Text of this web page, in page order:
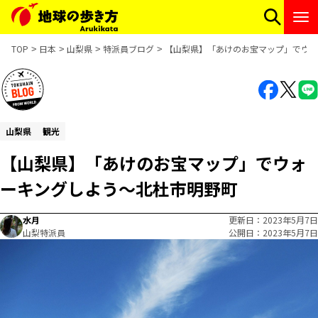
TOP 日本 山梨県 特派員ブログ 【山梨県】「あけのお宝マップ」でウ
山梨県 観光
【山梨県】「あけのお宝マップ」でウォ
ーキングしよう～北杜市明野町
水月
山梨特派員
更新日
2023年5月7日
公開日
2023年5月7日